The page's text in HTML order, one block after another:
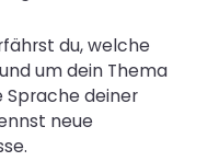
du, welche
um dein Thema
Sprache deiner
neue